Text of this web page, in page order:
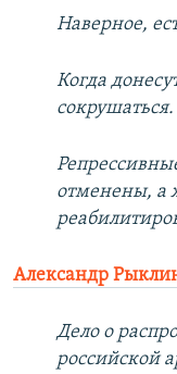
Наверное,
Когда
сокрушаться.
отменены, а
Александр
Дело о
российской